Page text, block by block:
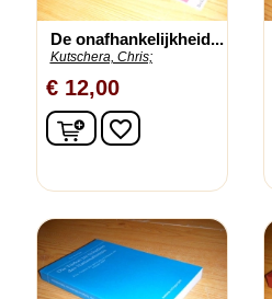
De onafhankelijkheid...
Kutschera, Chris;
€ 12,00
In winkelwagen
favorite_border